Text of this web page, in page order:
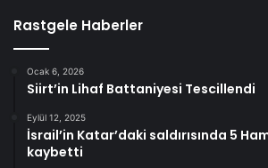
Rastgele Haberler
Ocak 6, 2026
Siirt’in Lihaf Battaniyesi Tescillendi
Eylül 12, 2025
İsrail’in Katar’daki saldırısında 5
kaybetti